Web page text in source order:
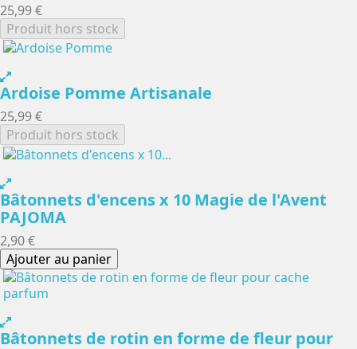
25,99 €
Produit hors stock
Ardoise Pomme Artisanale
25,99 €
Produit hors stock
Bâtonnets d'encens x 10 Magie de l'Avent
PAJOMA
2,90 €
Ajouter au panier
Bâtonnets de rotin en forme de fleur pour